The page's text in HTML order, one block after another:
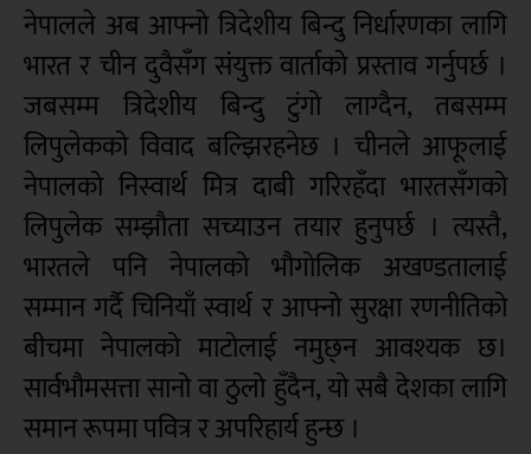
नेपालले अब आफ्नो त्रिदेशीय बिन्दु निर्धारणका लागि
भारत र चीन दुवैसँग संयुक्त वार्ताको प्रस्ताव गर्नुपर्छ ।
जबसम्म त्रिदेशीय बिन्दु टुंगो लाग्दैन, तबसम्म
लिपुलेकको विवाद बल्झिरहनेछ । चीनले आफूलाई
नेपालको निस्वार्थ मित्र दाबी गरिरहँदा भारतसँगको
लिपुलेक सम्झौता सच्याउन तयार हुनुपर्छ । त्यस्तै,
भारतले पनि नेपालको भौगोलिक अखण्डतालाई
सम्मान गर्दै चिनियाँ स्वार्थ र आफ्नो सुरक्षा रणनीतिको
बीचमा नेपालको माटोलाई नमुछ्न आवश्यक छ।
सार्वभौमसत्ता सानो वा ठुलो हुँदैन, यो सबै देशका लागि
समान रूपमा पवित्र र अपरिहार्य हुन्छ ।